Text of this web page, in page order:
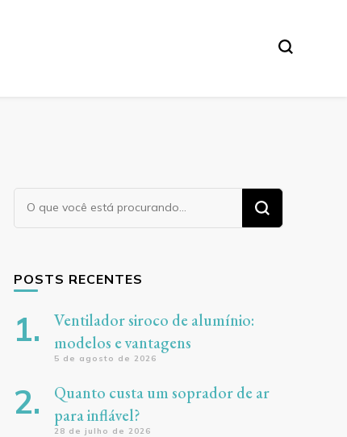
Procurando
algo?
POSTS RECENTES
Ventilador siroco de alumínio:
modelos e vantagens
5 de agosto de 2026
Quanto custa um soprador de ar
para inflável?
28 de julho de 2026